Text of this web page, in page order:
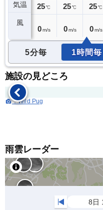
気温
風
25℃ 25℃
0 m/s
25℃
0 m/s
25℃
0 m/s
5分毎 1時間毎
施設の見どころ
：Wild Pug
雨雲レーダー